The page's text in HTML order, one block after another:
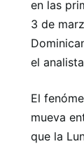
en las
3 de
el
El
mueva
que la